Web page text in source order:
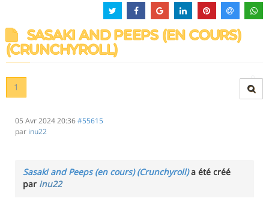
SASAKI AND PEEPS (EN COURS)
(CRUNCHYROLL)
1
05 Avr 2024 20:36#55615
par inu22
Sasaki and Peeps (en cours) (Crunchyroll)a été créé
par inu22